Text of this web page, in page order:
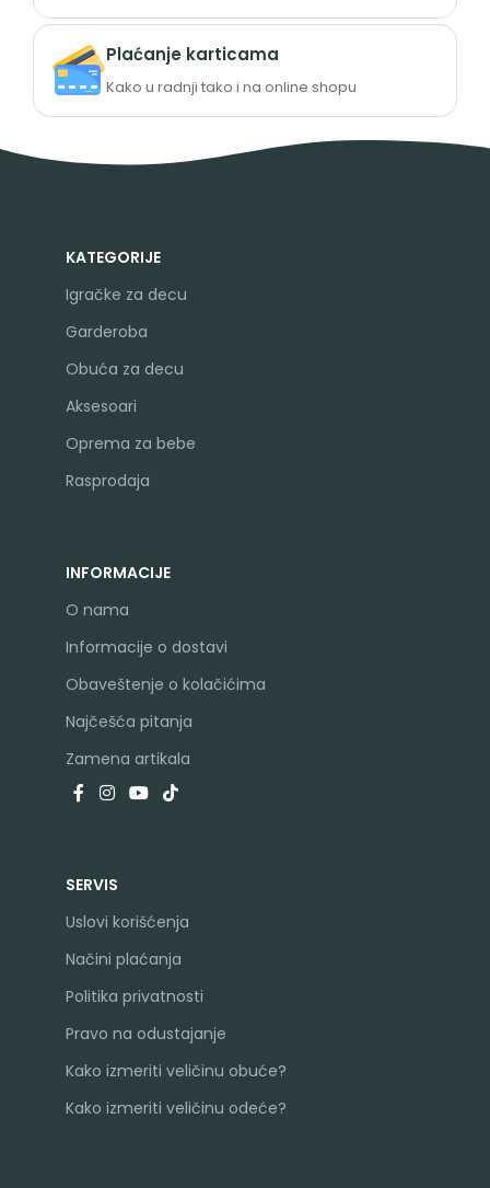
Plaćanje karticama
Kako u radnji tako i na online shopu
KATEGORIJE
Igračke za decu
Garderoba
Obuća za decu
Aksesoari
Oprema za bebe
Rasprodaja
INFORMACIJE
O nama
Informacije o dostavi
Obaveštenje o kolačićima
Najčešća pitanja
Zamena artikala
SERVIS
Uslovi korišćenja
Načini plaćanja
Politika privatnosti
Pravo na odustajanje
Kako izmeriti veličinu obuće?
Kako izmeriti veličinu odeće?